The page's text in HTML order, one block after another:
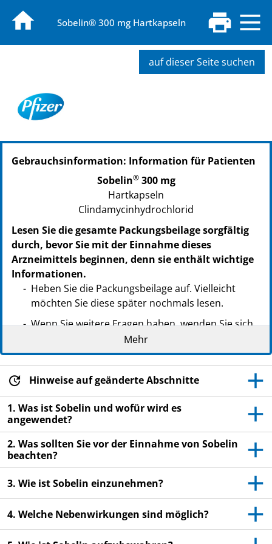
Sobelin® 300 mg Hartkapseln
auf dieser Seite suchen
Gebrauchsinformation: Information für Patienten
Sobelin®300 mg
Hartkapseln
Clindamycinhydrochlorid
Lesen Sie die gesamte Packungsbeilage sorgfältig
durch, bevor Sie mit der Einnahme dieses
Arzneimittels beginnen, denn sie enthält wichtige
Informationen.
Heben Sie die Packungsbeilage auf. Vielleicht
möchten Sie diese später nochmals lesen.
Wenn Sie weitere Fragen haben, wenden Sie sich
an Ihren Arzt oder Apotheker.
Dieses Arzneimittel wurde Ihnen persönlich
verschrieben. Geben Sie es nicht an Dritte weiter.
Es kann anderen Menschen schaden, auch wenn
diese die gleichen Beschwerden haben wie Sie.
Wenn Sie Nebenwirkungen bemerken, wenden Sie
sich an Ihren Arzt oder Apotheker. Dies gilt auch
für Nebenwirkungen, die nicht in dieser
Packungsbeilage angegeben sind. Siehe
Abschnitt 4.
Mehr
Hinweise auf geänderte Abschnitte
1. Was ist Sobelin und wofür wird es
angewendet?
2. Was sollten Sie vor der Einnahme von Sobelin
beachten?
3. Wie ist Sobelin einzunehmen?
4. Welche Nebenwirkungen sind möglich?